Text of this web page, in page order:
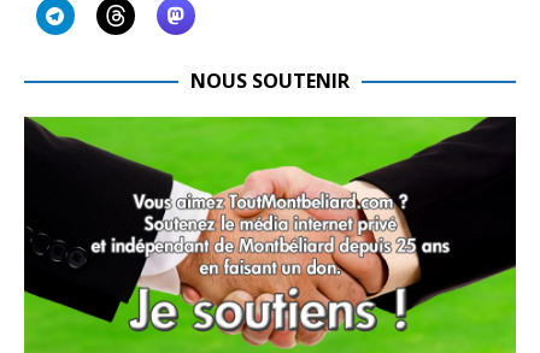
NOUS SOUTENIR